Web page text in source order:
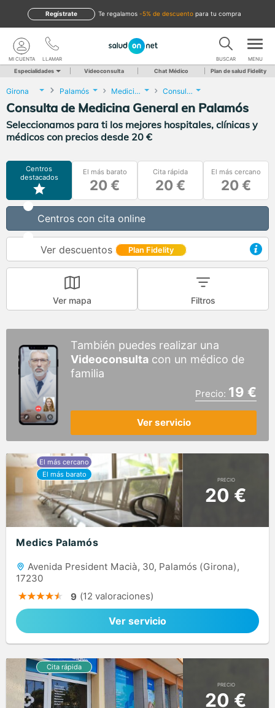
te regalamos -5% de descuento para tu compra
Regístrate
LLAMAR
MI CUENTA BUSCAR MENU
Especialidades Videoconsulta Chat Médico Plan de salud Fidelity
Girona Palamós Medicina General Consulta de Medicina General
Consulta de Medicina General en Palamós
Seleccionamos para ti los mejores hospitales, clínicas y
médicos con precios desde 20 €
Centros
destacados
El más barato
20 €
Cita rápida
20 €
El más cercano
20 €
Centros con cita online
Ver descuentos Plan Fidelity
Ver mapa Filtros
También puedes realizar una
Videoconsulta con un médico de
familia
Precio: 19 €
Ver servicio
PRECIO
20 €
Medics Palamós
Avenida President Macià, 30, Palamós (Girona),
17230
9 (12 valoraciones)
Ver servicio
PRECIO
20 €